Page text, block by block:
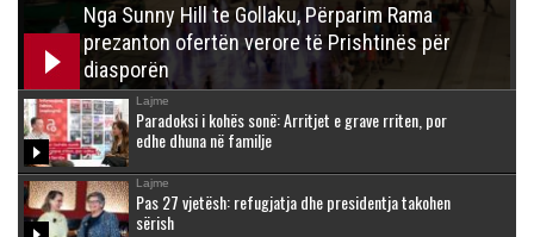
Nga Sunny Hill te Gollaku, Përparim Rama
prezanton ofertën verore të Prishtinës për
diasporën
Lajme
Paradoksi i kohës sonë: Arritjet e grave rriten, por
edhe dhuna në familje
Lajme
Pas 27 vjetësh: refugjatja dhe presidentja takohen
sërish